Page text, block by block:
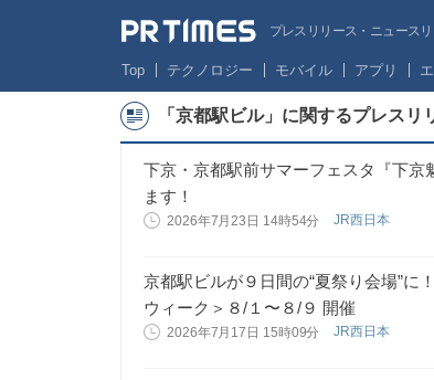
プレスリリース・ニュース
Top テクノロジー モバイル アプリ
「京都駅ビル」に関するプレスリ
下京・京都駅前サマーフェスタ『下京
ます！
2026年7月23日 14時54分 JR西日本
京都駅ビルが９日間の“夏祭り会場”に
ウィーク＞８/１〜８/９ 開催
2026年7月17日 15時09分 JR西日本